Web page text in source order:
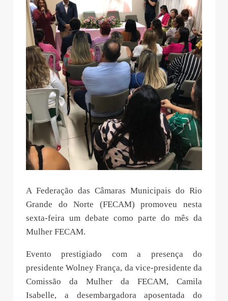
A Federação das Câmaras Municipais do Rio
Grande do Norte (FECAM) promoveu nesta
sexta-feira um debate como parte do mês da
Mulher FECAM.
Evento prestigiado com a presença do
presidente Wolney França, da vice-presidente da
Comissão da Mulher da FECAM, Camila
Isabelle, a desembargadora aposentada do